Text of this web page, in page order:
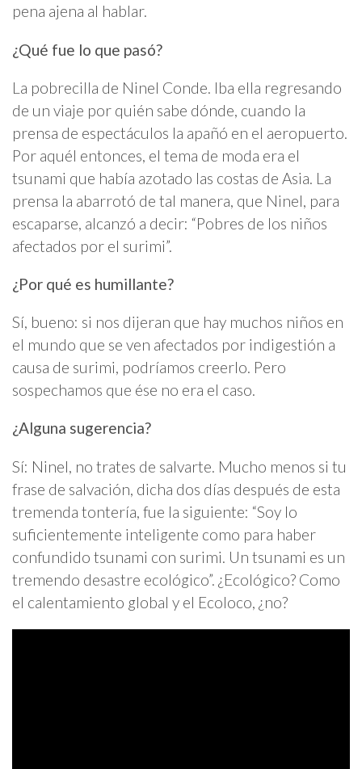
pena ajena al hablar.
¿Qué fue lo que pasó?
La pobrecilla de Ninel Conde. Iba ella regresando
de un viaje por quién sabe dónde, cuando la
prensa de espectáculos la apañó en el aeropuerto.
Por aquél entonces, el tema de moda era el
tsunami que había azotado las costas de Asia. La
prensa la abarrotó de tal manera, que Ninel, para
escaparse, alcanzó a decir: “Pobres de los niños
afectados por el surimi”.
¿Por qué es humillante?
Sí, bueno: si nos dijeran que hay muchos niños en
el mundo que se ven afectados por indigestión a
causa de surimi, podríamos creerlo. Pero
sospechamos que ése no era el caso.
¿Alguna sugerencia?
Sí: Ninel, no trates de salvarte. Mucho menos si tu
frase de salvación, dicha dos días después de esta
tremenda tontería, fue la siguiente: “Soy lo
suficientemente inteligente como para haber
confundido tsunami con surimi. Un tsunami es un
tremendo desastre ecológico”. ¿Ecológico? Como
el calentamiento global y el Ecoloco, ¿no?